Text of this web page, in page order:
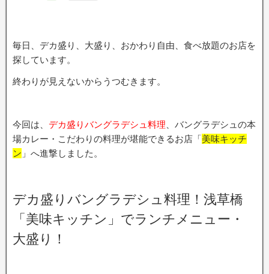
毎日、デカ盛り、大盛り、おかわり自由、食べ放題のお店を
探しています。
終わりが見えないからうつむきます。
今回は、 デカ盛りバングラデシュ料理 、バングラデシュの本
場カレー・こだわりの料理が堪能できるお店「美味キッチ
ン 」へ進撃しました。
デカ盛りバングラデシュ料理！浅草橋
「美味キッチン」でランチメニュー・
大盛り！